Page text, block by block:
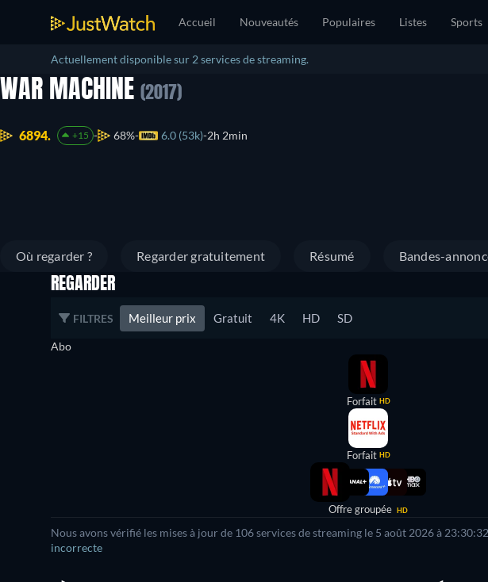
Accueil Nouveautés Populaires Listes Sports
Actuellement disponible sur 2 services de streaming.
WAR MACHINE (2017)
6894. +15 68% 6.0 (53k) 2h 2min
Où regarder ? Regarder gratuitement Résumé Bandes-
REGARDER
FILTRES Meilleur prix Gratuit 4K HD SD
Abo
Forfait HD
Forfait HD
Offre groupée HD
Nous avons vérifié les mises à jour de 106 services de streaming le 5 août 2026 à
incorrecte